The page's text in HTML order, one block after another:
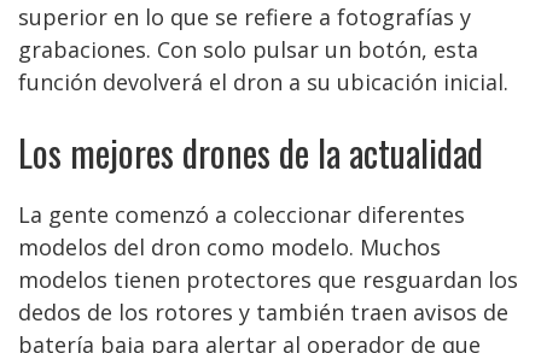
superior en lo que se refiere a fotografías y
grabaciones. Con solo pulsar un botón, esta
función devolverá el dron a su ubicación inicial.
Los mejores drones de la actualidad
La gente comenzó a coleccionar diferentes
modelos del dron como modelo. Muchos
modelos tienen protectores que resguardan los
dedos de los rotores y también traen avisos de
batería baja para alertar al operador de que